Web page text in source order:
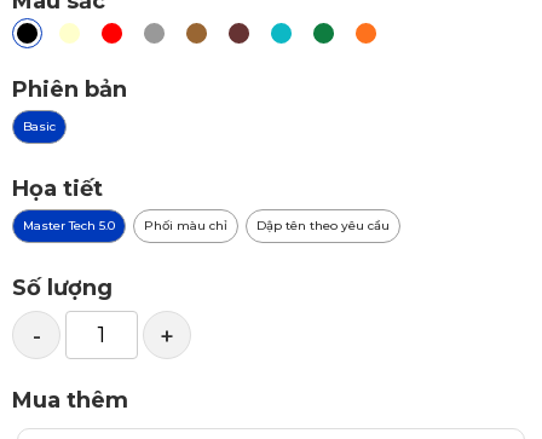
Phiên bản
Basic
Họa tiết
Master Tech 5.0 Phối màu chỉ Dập tên theo yêu cầu
Số lượng
- +
Mua thêm